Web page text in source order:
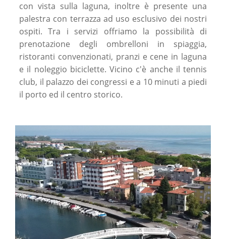
con vista sulla laguna, inoltre è presente una
palestra con terrazza ad uso esclusivo dei nostri
ospiti. Tra i servizi offriamo la possibilità di
prenotazione degli ombrelloni in spiaggia,
ristoranti convenzionati, pranzi e cene in laguna
e il noleggio biciclette. Vicino c'è anche il tennis
club, il palazzo dei congressi e a 10 minuti a piedi
il porto ed il centro storico.